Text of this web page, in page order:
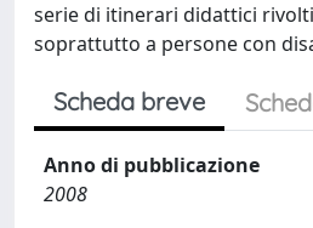
serie di itinerari didattici
soprattutto a persone con
Scheda breve
Anno di pubblicazione
2008